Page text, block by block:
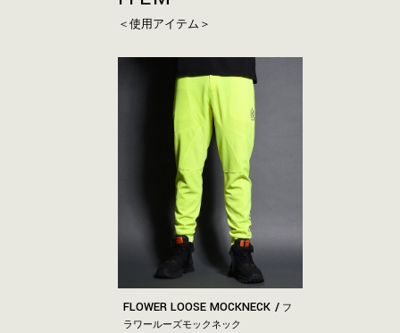
＜使用アイテム＞
FLOWER LOOSE MOCKNECK
フ
ラワールーズモックネック